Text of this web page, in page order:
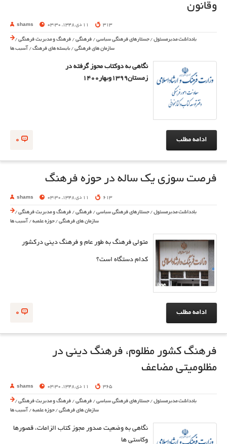
وقانون
shams 11 دی 1348, 03:30 313
یادداشت مدیرمسئول /جستارهای فرهنگی سیاسی / فرهنگی / فرهنگ و مدیریت فرهنگی /
سازمان های فرهنگی /بایسته های فرهنگ / آسیب ها
نگاهی به دوکتاب مجوز گرفته در
زمستان1399وبهار1400
0 ادامه مطلب
فرصت سوزی یک ساله در حوزه فرهنگ
shams 11 دی 1348, 03:30 613
یادداشت مدیرمسئول /جستارهای فرهنگی سیاسی / فرهنگی / فرهنگ و مدیریت فرهنگی /
سازمان های فرهنگی /حوزه علمیه / آسیب ها
متولی فرهنگ به طور عام و فرهنگ دینی درکشور
کدام دستگاه است؟
0 ادامه مطلب
فرهنگ کشور مظلوم، فرهنگ دینی در
مظلومیتی مضاعف
shams 11 دی 1348, 03:30 365
یادداشت مدیرمسئول /جستارهای فرهنگی سیاسی / فرهنگی / فرهنگ و مدیریت فرهنگی /
سازمان های فرهنگی /حوزه علمیه / آسیب ها
نگاهی به وضعیت صدور مجوز کتاب الزامات، قصورها
وکاستی ها